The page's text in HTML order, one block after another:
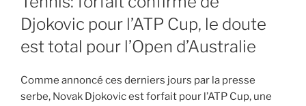
Djokovic pour l’ATP Cup, le doute
est total pour l’Open d’Australie
Comme annoncé ces derniers jours par la presse
serbe, Novak Djokovic est forfait pour l’ATP Cup, une